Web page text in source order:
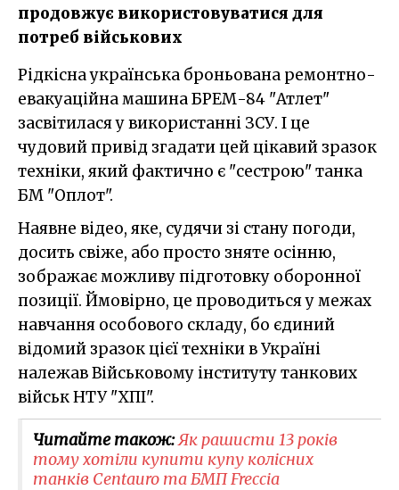
продовжує використовуватися для
потреб військових
Рідкісна українська броньована ремонтно-
евакуаційна машина БРЕМ-84 "Атлет"
засвітилася у використанні ЗСУ. І це
чудовий привід згадати цей цікавий зразок
техніки, який фактично є "сестрою" танка
БМ "Оплот".
Наявне відео, яке, судячи зі стану погоди,
досить свіже, або просто зняте осінню,
зображає можливу підготовку оборонної
позиції. Ймовірно, це проводиться у межах
навчання особового складу, бо єдиний
відомий зразок цієї техніки в Україні
належав Військовому інституту танкових
військ НТУ "ХПІ".
Читайте також:Як рашисти 13 років
тому хотіли купити купу колісних
танків Centauro та БМП Freccia